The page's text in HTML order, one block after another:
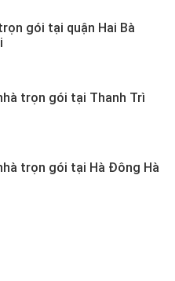
gói tại quận Hai Bà
trọn gói tại Thanh Trì
trọn gói tại Hà Đông Hà